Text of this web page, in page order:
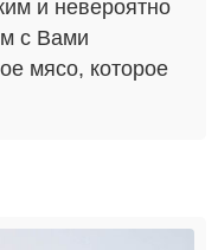
и невероятно
с Вами
мясо, которое